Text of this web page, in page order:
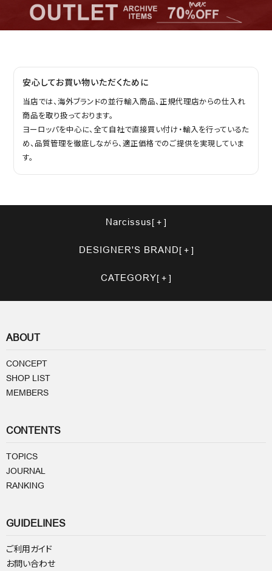
安心してお買い物いただくために
当店では、海外ブランドの並行輸入商品、正規代理店からの仕入れ
商品を取り扱っております。
ヨーロッパを中心に、全て自社で直接買い付け・輸入を行っているた
め、品質管理を徹底しながら、適正価格でのご提供を実現していま
す。
Narcissus
DESIGNER'S BRAND
CATEGORY
ABOUT
CONCEPT
SHOP LIST
MEMBERS
CONTENTS
TOPICS
JOURNAL
RANKING
GUIDELINES
ご利用ガイド
お問い合わせ